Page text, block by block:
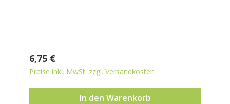
Regulärer Preis:
6,75 €
Preise inkl. MwSt. zzgl. Versandkosten
In den Warenkorb